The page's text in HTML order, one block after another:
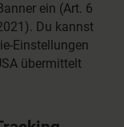
ein (Art. 6
Du kannst
Einstellungen
übermittelt